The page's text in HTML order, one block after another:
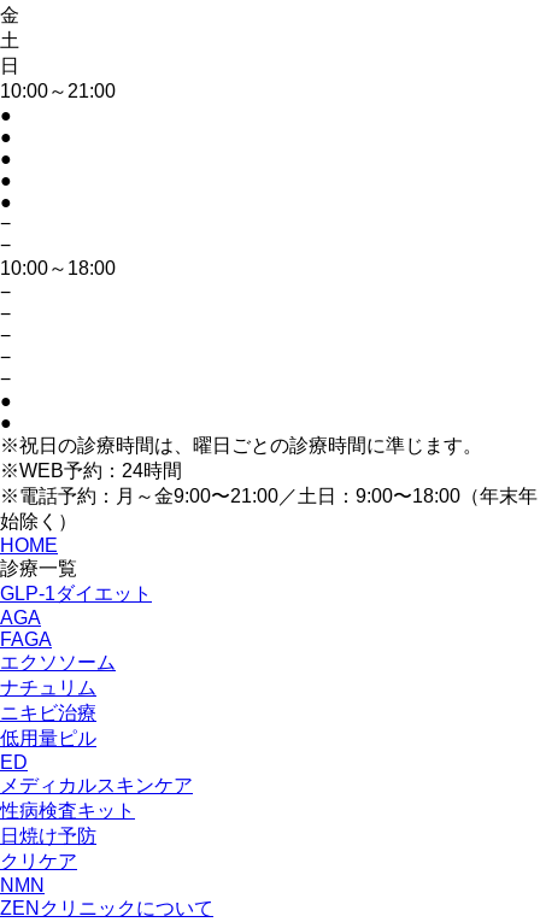
金
土
日
10:00～21:00
●
●
●
●
●
−
−
10:00～18:00
−
−
−
−
−
●
●
※祝日の診療時間は、曜日ごとの診療時間に準じます。
※WEB予約：24時間
※電話予約：月～金9:00〜21:00／土日：9:00〜18:00（年末年
始除く）
HOME
診療一覧
GLP-1ダイエット
AGA
FAGA
エクソソーム
ナチュリム
ニキビ治療
低用量ピル
ED
メディカルスキンケア
性病検査キット
日焼け予防
クリケア
NMN
ZENクリニックについて